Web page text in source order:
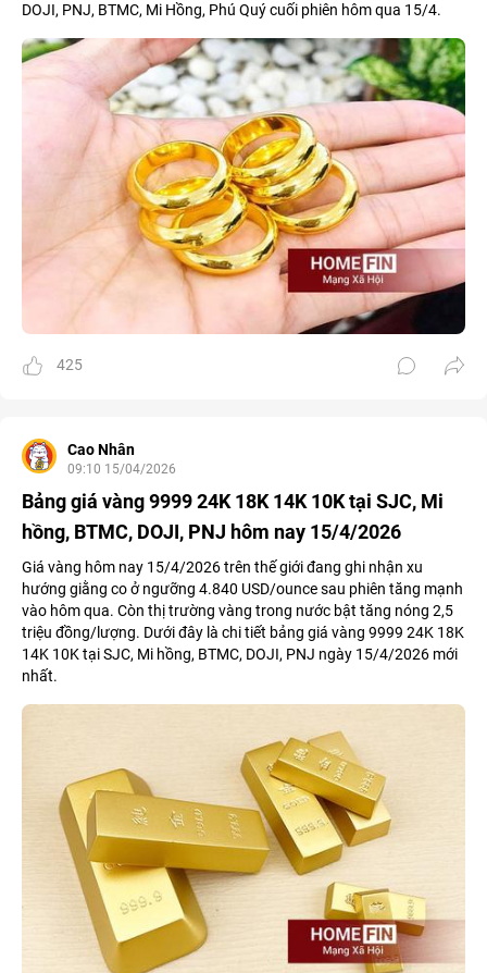
DOJI, PNJ, BTMC, Mi Hồng, Phú Quý cuối phiên hôm qua 15/4.
425
Cao Nhân
09:10 15/04/2026
Bảng giá vàng 9999 24K 18K 14K 10K tại SJC, Mi
hồng, BTMC, DOJI, PNJ hôm nay 15/4/2026
Giá vàng hôm nay 15/4/2026 trên thế giới đang ghi nhận xu
hướng giằng co ở ngưỡng 4.840 USD/ounce sau phiên tăng mạnh
vào hôm qua. Còn thị trường vàng trong nước bật tăng nóng 2,5
triệu đồng/lượng. Dưới đây là chi tiết bảng giá vàng 9999 24K 18K
14K 10K tại SJC, Mi hồng, BTMC, DOJI, PNJ ngày 15/4/2026 mới
nhất.